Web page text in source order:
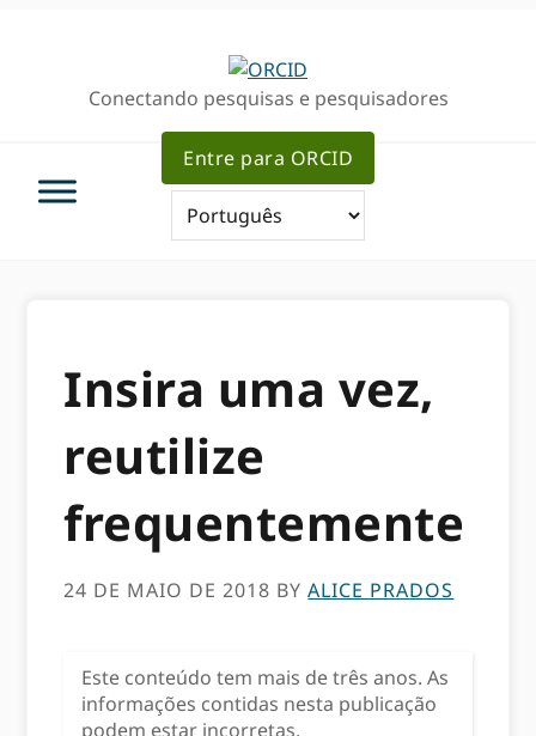
navegaçãoConectando pesquisas e pesquisadores
Entre para ORCID
Insira uma vez,
reutilize
frequentemente
24 DE MAIO DE 2018 BYALICE PRADOS
Este conteúdo tem mais de três anos. As
informações contidas nesta publicação
podem estar incorretas.